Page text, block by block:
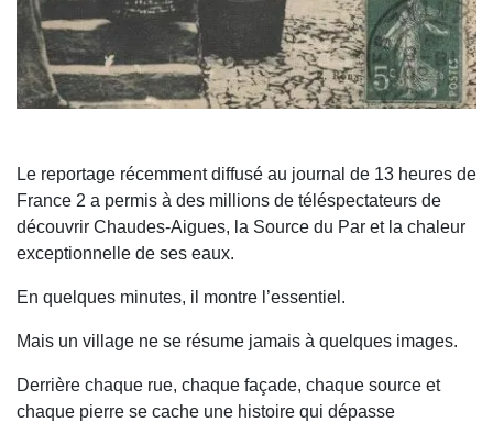
Le reportage récemment diffusé au journal de 13 heures de
France 2 a permis à des millions de téléspectateurs de
découvrir Chaudes-Aigues, la Source du Par et la chaleur
exceptionnelle de ses eaux.
En quelques minutes, il montre l’essentiel.
Mais un village ne se résume jamais à quelques images.
Derrière chaque rue, chaque façade, chaque source et
chaque pierre se cache une histoire qui dépasse